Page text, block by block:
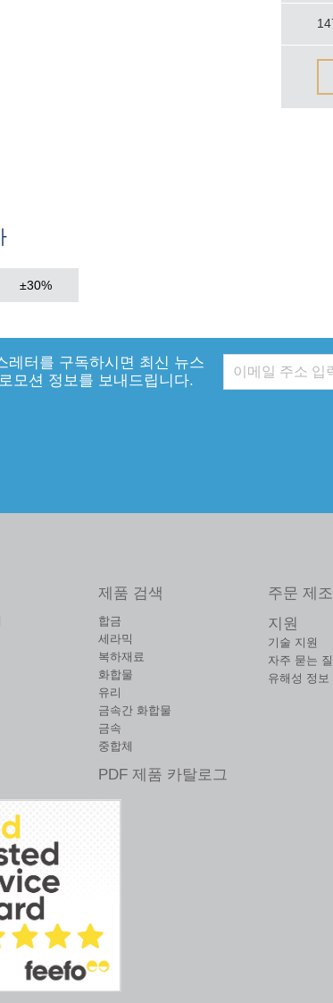
±30%
레터를 구독하시면 최신 뉴스
모션 정보를 보내드립니다.
제품 검색
합금
세라믹
복하재료
화합물
유리
금속간 화합물
금속
중합체
PDF 제품 카탈로그
주문 제조
지원
기술 지원
자주 묻는
유해성 정보